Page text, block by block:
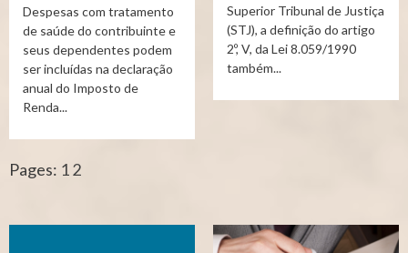
Despesas com tratamento
de saúde do contribuinte e
seus dependentes podem
ser incluídas na declaração
anual do Imposto de
Renda...
Pages: 12
Superior Tribunal de Justiça
(STJ), a definição do artigo
2º, V, da Lei 8.059/1990
também...